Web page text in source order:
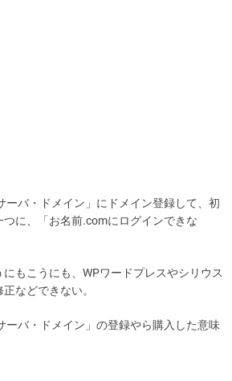
ーバ・ドメイン」にドメイン登録して、初
に、「お名前.comにログインできな
もこうにも、WPワードプレスやシリウス
などできない。
ーバ・ドメイン」の登録やら購入した意味